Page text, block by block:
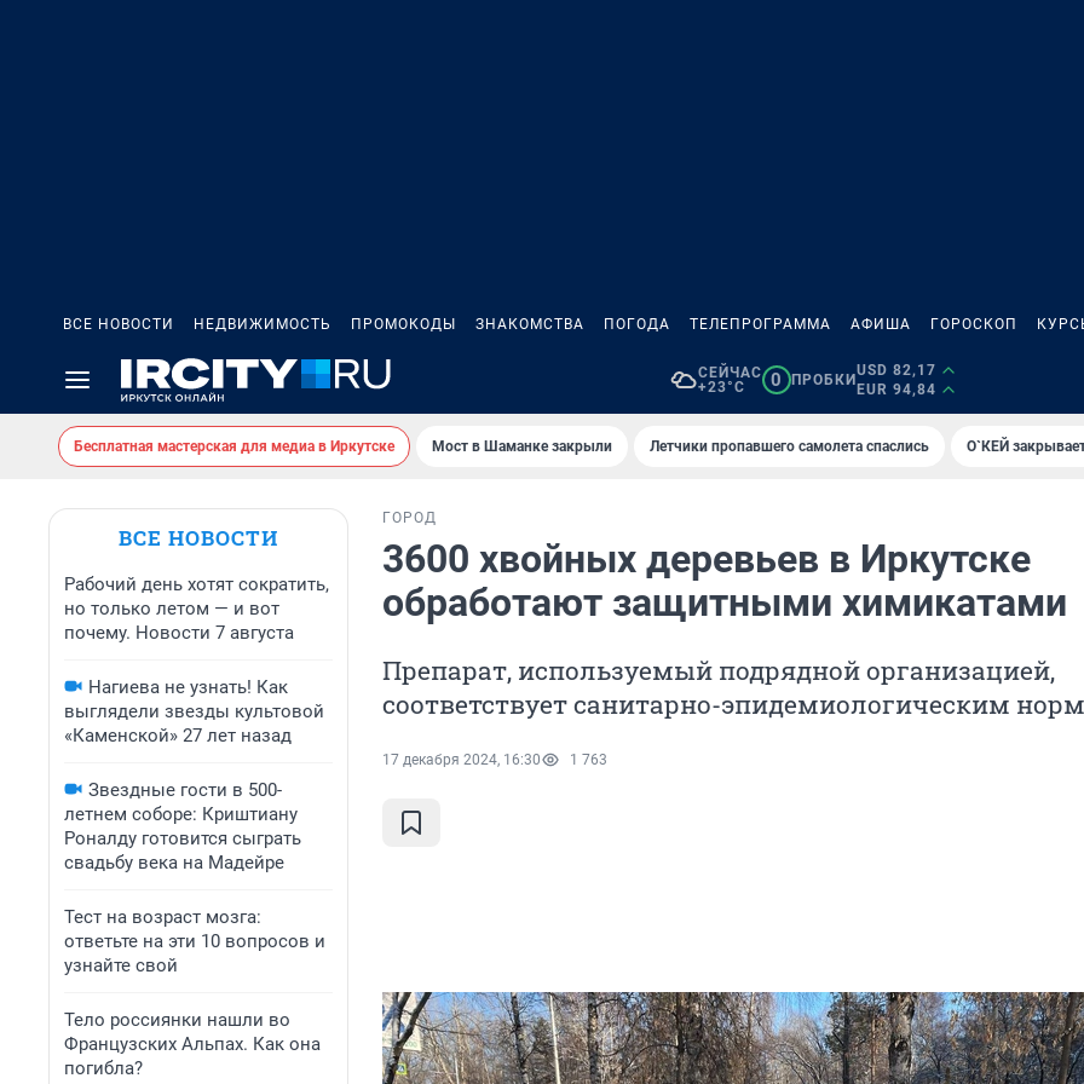
ВСЕ НОВОСТИ НЕДВИЖИМОСТЬ ПРОМОКОДЫ ЗНАКОМСТВА ПОГОДА ТЕЛЕПРОГРАММА АФИША ГОРОСКОП
СЕЙЧАС
+23°C
0 ПРОБКИ
USD 82,17
EUR 94,84
Бесплатная мастерская для медиа в Иркутске Мост в Шаманке закрыли Летчики пропавшего самолета спаслись О`КЕЙ
ВСЕ НОВОСТИ
Рабочий день хотят сократить,
но только летом — и вот
почему. Новости 7 августа
Нагиева не узнать! Как
выглядели звезды культовой
«Каменской» 27 лет назад
Звездные гости в 500-
летнем соборе: Криштиану
Роналду готовится сыграть
свадьбу века на Мадейре
Тест на возраст мозга:
ответьте на эти 10 вопросов и
узнайте свой
Тело россиянки нашли во
Французских Альпах. Как она
погибла?
ГОРОД
3600 хвойных деревьев в Иркутске
обработают защитными химикатами
Препарат, используемый подрядной организацией,
соответствует санитарно-эпидемиологическим
17 декабря 2024, 16:30 1 763